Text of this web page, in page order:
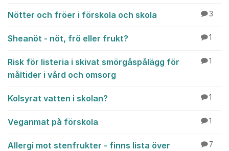
Nötter och fröer i förskola och skola 3
Sheanöt - nöt, frö eller frukt? 1
Risk för listeria i skivat smörgåspålägg för
måltider i vård och omsorg
1
Kolsyrat vatten i skolan? 1
Veganmat på förskola 1
Allergi mot stenfrukter - finns lista över
7